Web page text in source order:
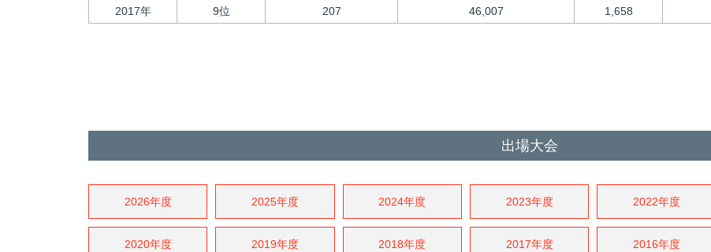
2017年
9位 207 46,007 1,658
出場大会
2026年度 2025年度 2024年度 2023年度 2022年度
2020年度 2019年度 2018年度 2017年度 2016年度